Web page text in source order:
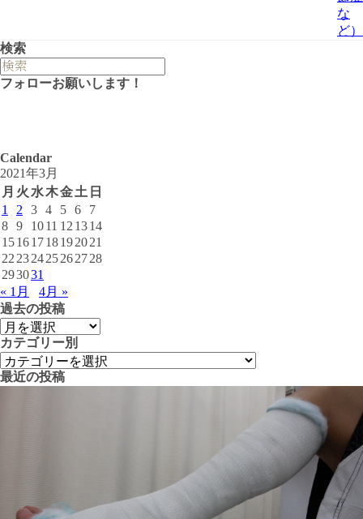
な
ど）
検索
フォローお願いします！
Calendar
2021年3月
月 火 水木金土 日
1
2 3 4 5 6
7
8 9 1011 12 1314
15161718192021
22 232425262728
293031
« 1月
4月 »
過去の投稿
カテゴリー別
最近の投稿